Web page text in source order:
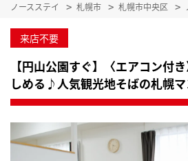
ノースステイ 札幌市 札幌市中央区
来店不要
【円山公園すぐ】〈エアコン付
しめる♪人気観光地そばの札幌